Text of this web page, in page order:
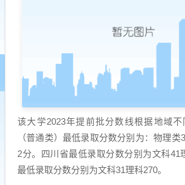
该大学2023年提前批分数线根据地域
（普通类）最低录取分数分别为：物理类
2分。四川省最低录取分数分别为文科41
最低录取分数分别为文科31理科270。